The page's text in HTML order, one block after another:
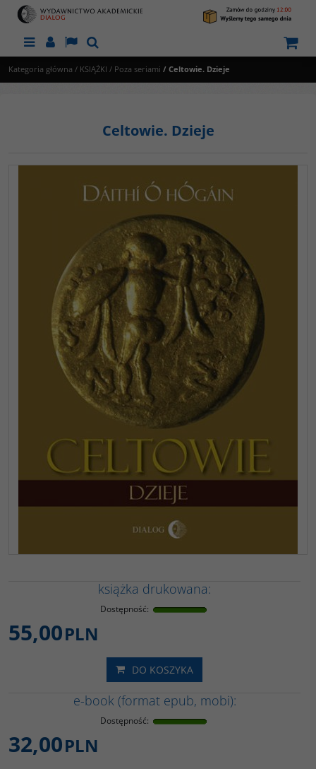
MenuPanelLangSzukaj
Kategoria główna / KSIĄŻKI / Poza seriami / Celtowie. Dzieje
Celtowie. Dzieje
książka drukowana:
Dostępność:
55,00PLN
DO KOSZYKA
e-book (format epub, mobi):
Dostępność:
32,00PLN